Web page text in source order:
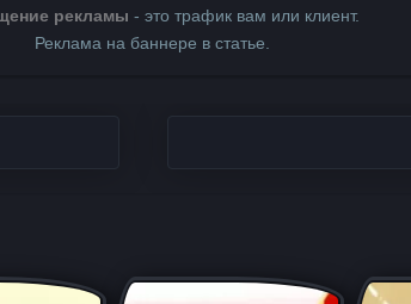
рекламы - это трафик вам или клиент.
Реклама на баннере в статье.